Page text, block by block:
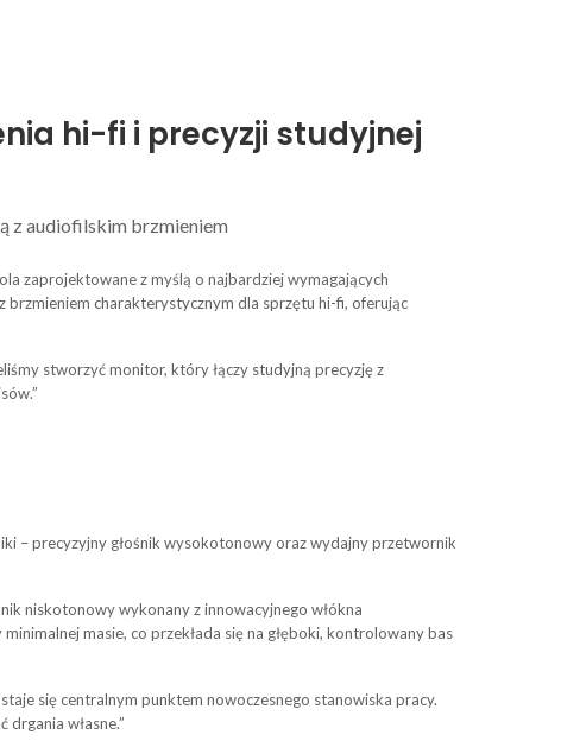
hi-fi i precyzji studyjnej
z audiofilskim brzmieniem
zaprojektowane z myślą o najbardziej wymagających
brzmieniem charakterystycznym dla sprzętu hi-fi, oferując
stworzyć monitor, który łączy studyjną precyzję z
– precyzyjny głośnik wysokotonowy oraz wydajny przetwornik
niskotonowy wykonany z innowacyjnego włókna
masie, co przekłada się na głęboki, kontrolowany bas
się centralnym punktem nowoczesnego stanowiska pracy.
własne.”